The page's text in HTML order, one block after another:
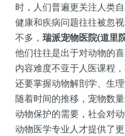
时，人们普遍更关注人类
健康和疾病问题往往被忽
不多， 瑞派宠物医院(道里
他们往往是出于对动物的
内容难度不亚于人医课程
还要掌握动物解剖学、生
随着时间的推移，宠物数
动物保护的需要，社会对
动物医学专业人才提供了